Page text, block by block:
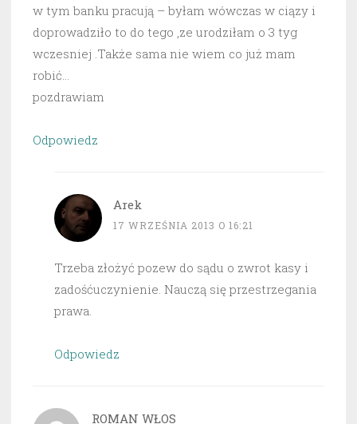
w tym banku pracują – byłam wówczas w ciązy i
doprowadziło to do tego ,ze urodziłam o 3 tyg
wczesniej .Także sama nie wiem co już mam
robić…
pozdrawiam
Odpowiedz
Arek
17 WRZEŚNIA 2013 O 16:21
Trzeba złożyć pozew do sądu o zwrot kasy i
zadośćuczynienie. Nauczą się przestrzegania
prawa.
Odpowiedz
ROMAN WŁOS